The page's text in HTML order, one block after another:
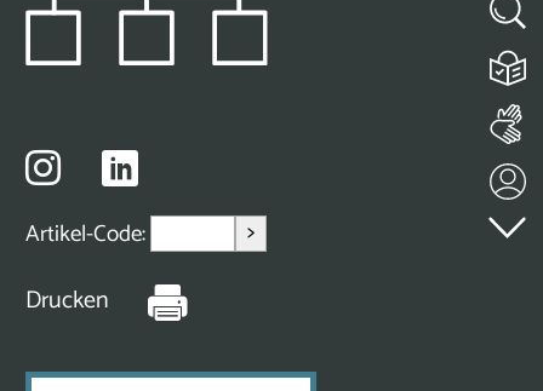
Artikel-Code: >
Drucken